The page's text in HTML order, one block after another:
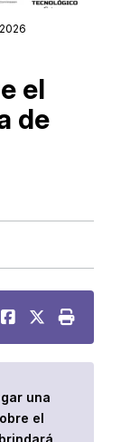
el
de
una
el